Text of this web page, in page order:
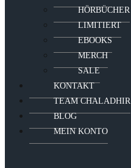
HÖRBÜCHER
LIMITIERT
EBOOKS
MERCH
SALE
KONTAKT
TEAM CHALADHIR
BLOG
MEIN KONTO